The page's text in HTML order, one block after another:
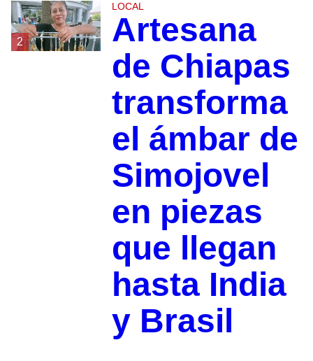
2
LOCAL
Artesana
de Chiapas
transforma
el ámbar de
Simojovel
en piezas
que llegan
hasta India
y Brasil